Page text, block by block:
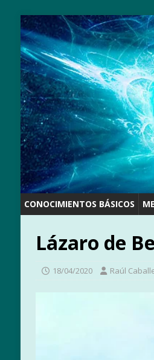
CONOCIMIENTOS BÁSICOS
Lázaro de
18/04/2020 Raúl